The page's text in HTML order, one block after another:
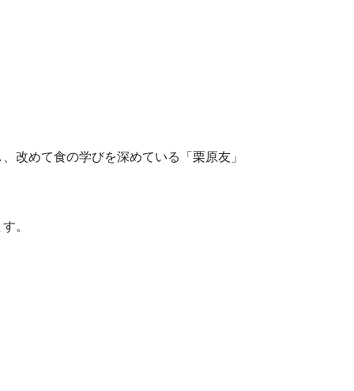
改めて食の学びを深めている「栗原友」
。